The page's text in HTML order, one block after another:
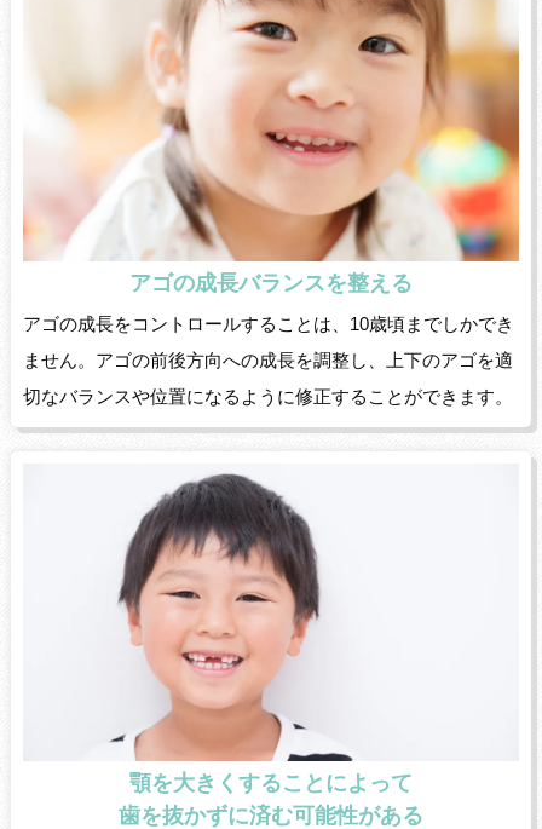
アゴの成長バランスを整える
アゴの成長をコントロールすることは、10歳頃までしかでき
ません。アゴの前後方向への成長を調整し、上下のアゴを適
切なバランスや位置になるように修正することができます。
顎を大きくすることによって
歯を抜かずに済む可能性がある